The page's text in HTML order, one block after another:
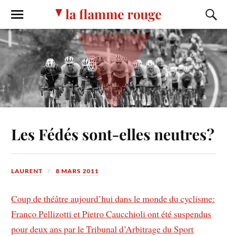
la flamme rouge
Les Fédés sont-elles neutres?
LAURENT 8 MARS 2011
Coup de théâtre aujourd’hui dans le monde du cyclisme:
Franco Pellizotti et Pietro Caucchioli ont été suspendus
pour deux ans par le Tribunal d’Arbitrage du Sport